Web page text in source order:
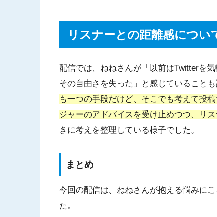
リスナーとの距離感につい
配信では、ねねさんが「以前はTwitterを
その自由さを失った」と感じていること
も一つの手段だけど、そこでも考えて投
ジャーのアドバイスを受け止めつつ、リ
きに考えを整理している様子でした。
まとめ
今回の配信は、ねねさんが抱える悩みに
た。